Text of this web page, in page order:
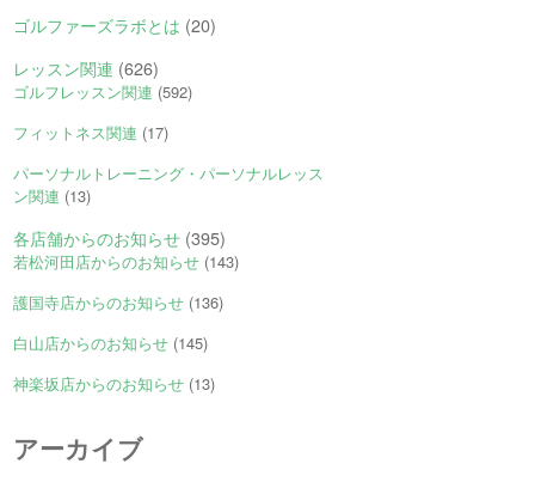
ゴルファーズラボとは (20)
レッスン関連 (626)
ゴルフレッスン関連 (592)
フィットネス関連 (17)
パーソナルトレーニング・パーソナルレッス
ン関連 (13)
各店舗からのお知らせ (395)
若松河田店からのお知らせ (143)
護国寺店からのお知らせ (136)
白山店からのお知らせ (145)
神楽坂店からのお知らせ (13)
アーカイブ